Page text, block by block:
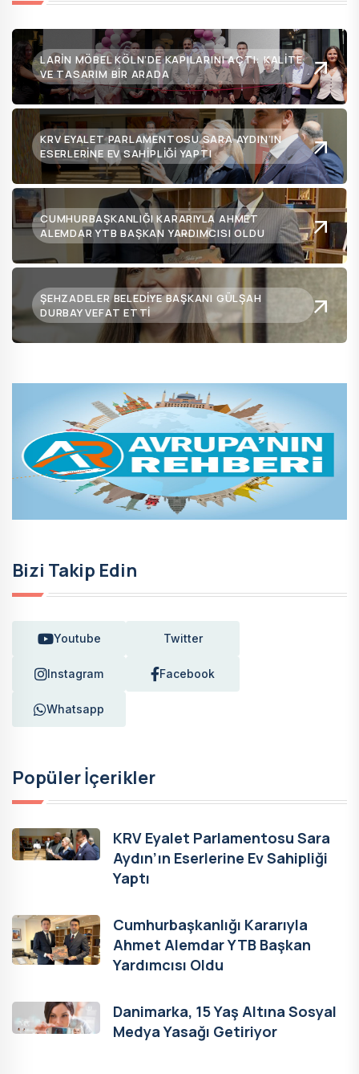
LARIN MÖBEL KÖLN’DE KAPILARINI AÇTI: KALITE
VE TASARIM BIR ARADA
KRV EYALET PARLAMENTOSU SARA AYDIN’IN
ESERLERINE EV SAHIPLIĞI YAPTI
CUMHURBAŞKANLIĞI KARARIYLA AHMET
ALEMDAR YTB BAŞKAN YARDIMCISI OLDU
ŞEHZADELER BELEDIYE BAŞKANI GÜLŞAH
DURBAY VEFAT ETTI
Bizi Takip Edin
Youtube Twitter
Instagram Facebook
Whatsapp
Popüler İçerikler
KRV Eyalet Parlamentosu Sara
Aydın’ın Eserlerine Ev Sahipliği
Yaptı
Cumhurbaşkanlığı Kararıyla
Ahmet Alemdar YTB Başkan
Yardımcısı Oldu
Danimarka, 15 Yaş Altına Sosyal
Medya Yasağı Getiriyor